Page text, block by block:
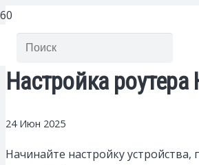
Настройка
24 Июн 2025
Начинайте настройку